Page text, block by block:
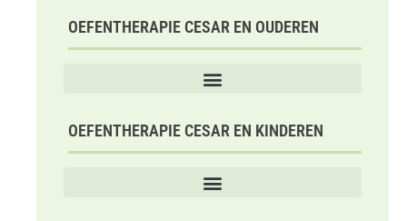
OEFENTHERAPIE CESAR EN OUDEREN
OEFENTHERAPIE CESAR EN KINDEREN